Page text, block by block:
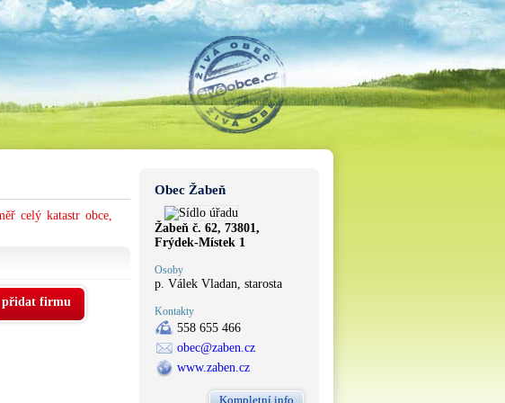
celý katastr obce,
přidat firmu
Obec Žabeň
Žabeň č. 62, 73801,
Frýdek-Místek 1
Osoby
p. Válek Vladan, starosta
Kontakty
558 655 466
obec@zaben.cz
www.zaben.cz
Kompletní info